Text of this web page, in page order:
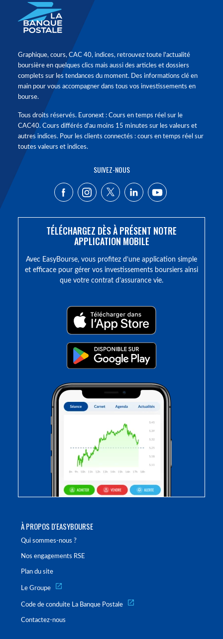
À PROPOS D'EASYBOURSE
Qui sommes-nous ?
Nos engagements RSE
Plan du site
Le Groupe
Code de conduite La Banque Postale
Contactez-nous
Graphique, cours, CAC 40, indices, retrouvez toute l'actualité
boursière en quelques clics mais aussi des articles et dossiers
complets sur les tendances du moment. Des informations clé en
main pour vous accompagner dans tous vos investissements en
bourse.
Tous droits réservés. Euronext : Cours en temps réel sur le
CAC40. Cours différés d'au moins 15 minutes sur les valeurs et
autres indices. Pour les clients connectés : cours en temps réel sur
toutes valeurs et indices.
SUIVEZ-NOUS
TÉLÉCHARGEZ DÈS À PRÉSENT NOTRE
APPLICATION MOBILE
Avec EasyBourse, vous profitez d’une application simple
et efficace pour gérer vos investissements boursiers ainsi
que votre contrat d’assurance vie.